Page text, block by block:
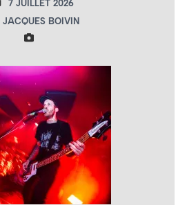
7 JUILLET 2026
JACQUES BOIVIN